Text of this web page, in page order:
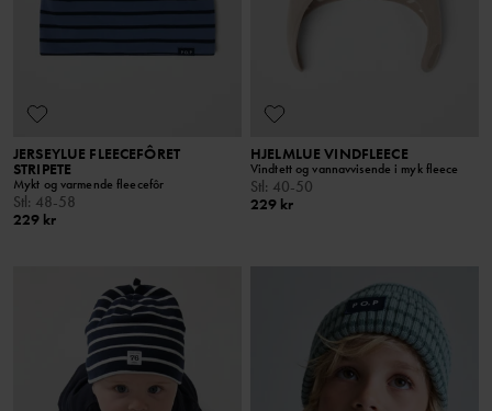
JERSEYLUE FLEECEFÔRET
STRIPETE
Mykt og varmende fleecefôr
Stl: 48-58
229 kr
HJELMLUE VINDFLEECE
Vindtett og vannavvisende i myk fleece
Stl: 40-50
229 kr